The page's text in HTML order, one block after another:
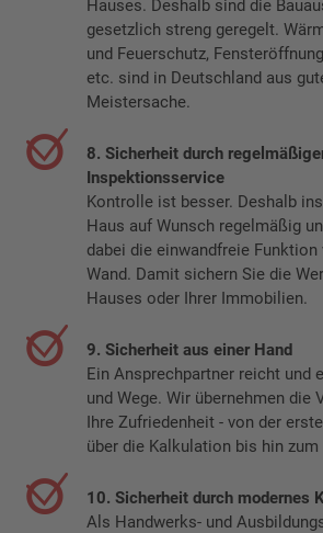
Hauses. Deshalb sind die
gesetzlich streng geregelt.
und Feuerschutz,
etc. sind in Deutschland aus
Meistersache.
8. Sicherheit durch
Inspektionsservice
Kontrolle ist besser. Deshalb
Haus auf Wunsch regelmäßig
dabei die einwandfreie Funktion
Wand. Damit sichern Sie die
Hauses oder Ihrer Immobilien.
9. Sicherheit aus einer Hand
Ein Ansprechpartner reicht und
und Wege. Wir übernehmen die
Ihre Zufriedenheit - von der
über die Kalkulation bis hin
10. Sicherheit durch modernes
Als Handwerks- und